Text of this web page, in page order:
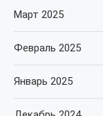
Март 2025
Февраль 2025
Январь 2025